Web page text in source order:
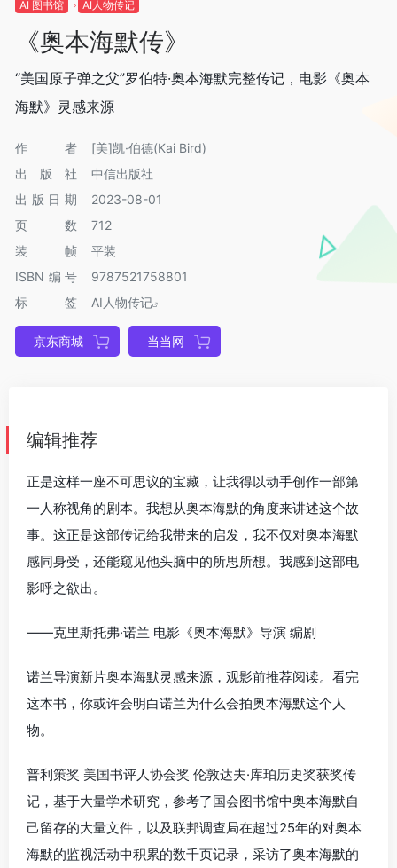
AI 图书馆 AI人物传记
《奥本海默传》
“美国原子弹之父”罗伯特·奥本海默完整传记，电影《奥本
海默》灵感来源
作者
[美]凯·伯德(Kai Bird)
出版社
中信出版社
出版日期
2023-08-01
页数
712
装帧
平装
ISBN编号
9787521758801
标签
AI人物传记
京东商城 当当网
编辑推荐
正是这样一座不可思议的宝藏，让我得以动手创作一部第
一人称视角的剧本。我想从奥本海默的角度来讲述这个故
事。这正是这部传记给我带来的启发，我不仅对奥本海默
感同身受，还能窥见他头脑中的所思所想。我感到这部电
影呼之欲出。
——克里斯托弗·诺兰 电影《奥本海默》导演 编剧
诺兰导演新片奥本海默灵感来源，观影前推荐阅读。看完
这本书，你或许会明白诺兰为什么会拍奥本海默这个人
物。
普利策奖 美国书评人协会奖 伦敦达夫·库珀历史奖获奖传
记，基于大量学术研究，参考了国会图书馆中奥本海默自
己留存的大量文件，以及联邦调查局在超过25年的对奥本
海默的监视活动中积累的数千页记录，采访了奥本海默的